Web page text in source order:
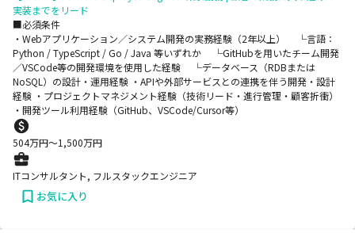
実装までをリード
■必須条件
・Webアプリケーション／システム開発の実務経験（2年以上） └言語：
Python / TypeScript / Go / Java 等いずれか └GitHubを用いたチーム開発
／VSCode等の開発環境を使用した経験 └データベース（RDBまたは
NoSQL）の設計・運用経験 ・APIや外部サービスとの連携を伴う開発・設計
経験 ・プロジェクトマネジメント経験（技術リード・進行管理・顧客折衝）
・開発ツール利用経験（GitHub、VSCode/Cursor等）
504万円〜1,500万円
ITコンサルタント, フルスタックエンジニア
お気に入り